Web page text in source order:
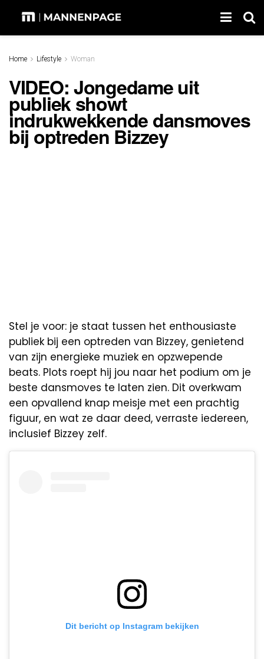
Home Lifestyle Woman
VIDEO: Jongedame uit
publiek showt
indrukwekkende dansmoves
bij optreden Bizzey
Stel je voor: je staat tussen het enthousiaste
publiek bij een optreden van Bizzey, genietend
van zijn energieke muziek en opzwepende
beats. Plots roept hij jou naar het podium om je
beste dansmoves te laten zien. Dit overkwam
een opvallend knap meisje met een prachtig
figuur, en wat ze daar deed, verraste iedereen,
inclusief Bizzey zelf.
Dit bericht op Instagram bekijken